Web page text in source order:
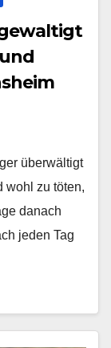
überwältigt
wohl zu töten,
danach
jeden Tag